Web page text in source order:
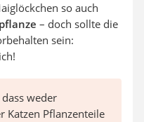
so auch
– doch sollte die
sein:
weder
Katzen Pflanzenteile